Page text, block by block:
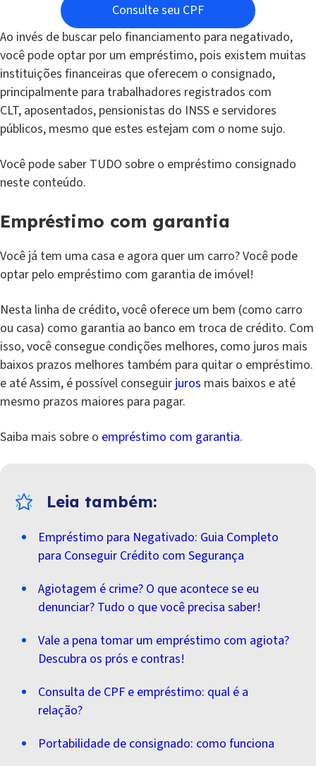
Consulte seu CPF
Ao invés de buscar pelo financiamento para negativado,
você pode optar por um empréstimo, pois existem muitas
instituições financeiras que oferecem o consignado,
principalmente para trabalhadores registrados com
CLT, aposentados, pensionistas do INSS e servidores
públicos, mesmo que estes estejam com o nome sujo.
Você pode saber TUDO sobre o empréstimo consignado
neste conteúdo.
Empréstimo com garantia
Você já tem uma casa e agora quer um carro? Você pode
optar pelo empréstimo com garantia de imóvel!
Nesta linha de crédito, você oferece um bem (como carro
ou casa) como garantia ao banco em troca de crédito. Com
isso, você consegue condições melhores, como juros mais
baixos prazos melhores também para quitar o empréstimo.
e até Assim, é possível conseguir juros mais baixos e até
mesmo prazos maiores para pagar.
Saiba mais sobre o empréstimo com garantia.
Empréstimo para Negativado: Guia Completo
para Conseguir Crédito com Segurança
Agiotagem é crime? O que acontece se eu
denunciar? Tudo o que você precisa saber!
Vale a pena tomar um empréstimo com agiota?
Descubra os prós e contras!
Consulta de CPF e empréstimo: qual é a
relação?
Portabilidade de consignado: como funciona